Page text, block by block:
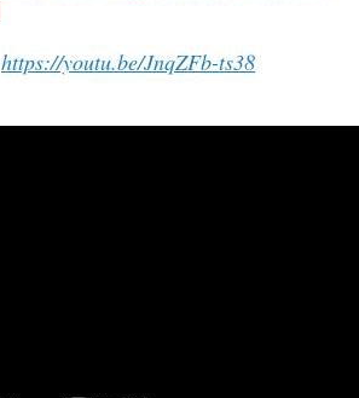
https://youtu.be/JnqZFb-ts38